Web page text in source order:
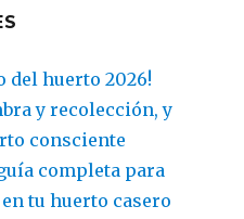
del huerto 2026!
y recolección, y
consciente
completa para
tu huerto casero